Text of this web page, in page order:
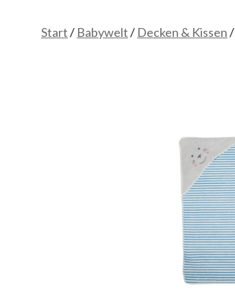
Start/ Babywelt/ Decken & Kissen